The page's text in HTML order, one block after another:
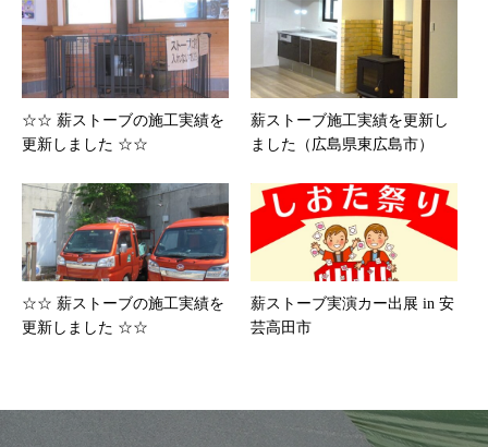
☆☆ 薪ストーブの施工実績を
更新しました ☆☆
薪ストーブ施工実績を更新し
ました（広島県東広島市）
☆☆ 薪ストーブの施工実績を
更新しました ☆☆
薪ストーブ実演カー出展 in 安
芸高田市